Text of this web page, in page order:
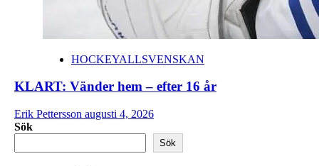
HOCKEYALLSVENSKAN
KLART: Vänder hem – efter 16 år
Erik Pettersson augusti 4, 2026
Sök
Sök